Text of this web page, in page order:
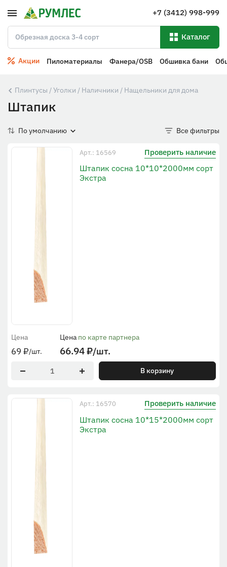
+7 (3412) 998-999
Каталог
Акции Пиломатериалы Фанера/OSB Обшивка бани
Плинтусы / Уголки / Наличники / Нащельники для дома
Штапик
По умолчанию Все фильтры
Арт.: 16569 Проверить наличие
Штапик сосна 10*10*2000мм сорт
Экстра
Цена
69 ₽/шт.
Цена по карте партнера
66.94₽/шт.
В корзину
Арт.: 16570 Проверить наличие
Штапик сосна 10*15*2000мм сорт
Экстра